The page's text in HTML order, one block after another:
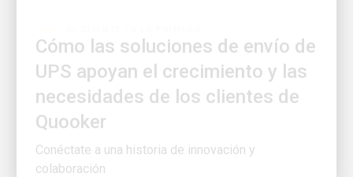
UPS apoyan el crecimiento y las
necesidades de los clientes de
Quooker
Conéctate a una historia de innovación y
colaboración